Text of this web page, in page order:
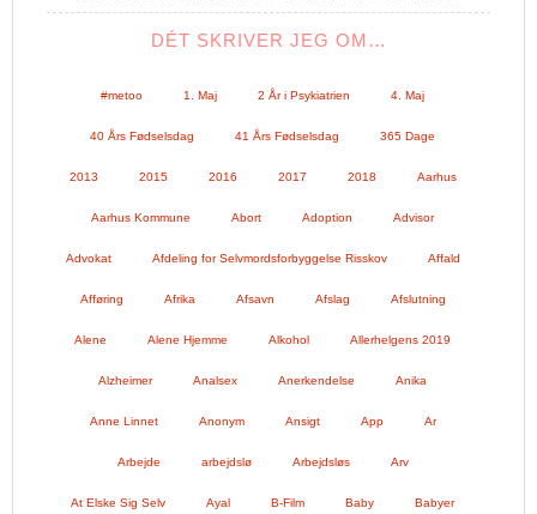
DÉT SKRIVER JEG OM…
#metoo 1. Maj 2 År i Psykiatrien 4. Maj
40 Års Fødselsdag 41 Års Fødselsdag 365 Dage
2013 2015 2016 2017 2018 Aarhus
Aarhus Kommune Abort Adoption Advisor
Advokat Afdeling for Selvmordsforbyggelse Risskov Affald
Afføring Afrika Afsavn Afslag Afslutning
Alene Alene Hjemme Alkohol Allerhelgens 2019
Alzheimer Analsex Anerkendelse Anika
Anne Linnet Anonym Ansigt App Ar
Arbejde arbejdslø Arbejdsløs Arv
At Elske Sig Selv Ayal B-Film Baby Babyer